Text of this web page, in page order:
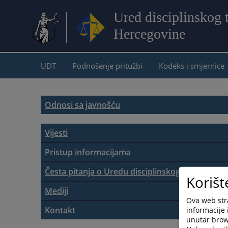
Ured disciplinskog
Hercegovine
UDT Podnošenje pritužbi Kodeks i smjernice
Odnosi sa javnošću
Vijesti
Aktuelnosti
Pristup informacijama
Zakon o slobodi pristupa informacijama
Vodič za pristup informacijama
Česta pitanja o Uredu disciplinskog tužioca
Mediji
Osoba za odnose sa javnošću
Kontakt
Ova web
informacije
unutar